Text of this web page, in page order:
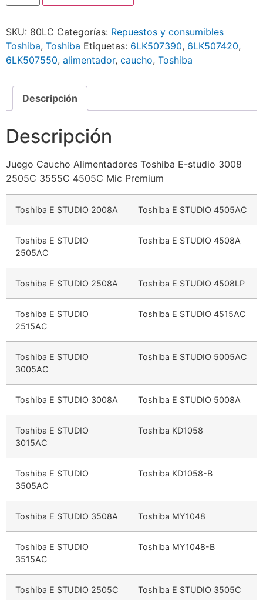
SKU: 80LC Categorías: Repuestos y consumibles
Toshiba, Toshiba Etiquetas: 6LK507390, 6LK507420,
6LK507550, alimentador, caucho, Toshiba
Descripción
Descripción
Juego Caucho Alimentadores Toshiba E-studio 3008
2505C 3555C 4505C Mic Premium
Toshiba E STUDIO 2008A Toshiba E STUDIO 4505AC
Toshiba E STUDIO
2505AC
Toshiba E STUDIO 4508A
Toshiba E STUDIO 2508A Toshiba E STUDIO 4508LP
Toshiba E STUDIO
2515AC
Toshiba E STUDIO 4515AC
Toshiba E STUDIO
3005AC
Toshiba E STUDIO 5005AC
Toshiba E STUDIO 3008A Toshiba E STUDIO 5008A
Toshiba E STUDIO
3015AC
Toshiba KD1058
Toshiba E STUDIO
3505AC
Toshiba KD1058-B
Toshiba E STUDIO 3508A Toshiba MY1048
Toshiba E STUDIO
3515AC
Toshiba MY1048-B
Toshiba E STUDIO 2505C Toshiba E STUDIO 3505C